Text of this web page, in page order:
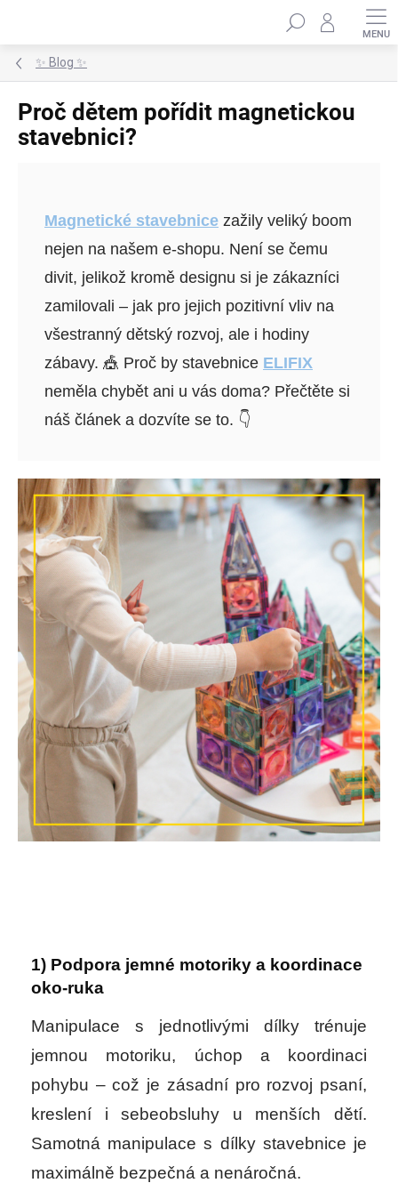
Hledat
✨ Blog ✨
Proč dětem pořídit magnetickou
stavebnici?
Magnetické stavebnice zažily veliký boom
nejen na našem e-shopu. Není se čemu
divit, jelikož kromě designu si je zákazníci
zamilovali – jak pro jejich pozitivní vliv na
všestranný dětský rozvoj, ale i hodiny
zábavy. 🎪 Proč by stavebnice ELIFIX
neměla chybět ani u vás doma? Přečtěte si
náš článek a dozvíte se to. 👇
1) Podpora jemné motoriky a koordinace
oko-ruka
Manipulace s jednotlivými dílky trénuje
jemnou motoriku, úchop a koordinaci
pohybu – což je zásadní pro rozvoj psaní,
kreslení i sebeobsluhy u menších dětí.
Samotná manipulace s dílky stavebnice je
maximálně bezpečná a nenáročná.